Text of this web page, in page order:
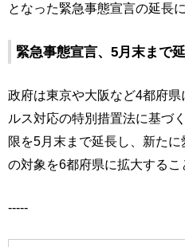
となった緊急事態宣言の延長
緊急事態宣言、5月末まで
政府は東京や大阪など4都府
ルス対応の特別措置法に基づ
限を5月末まで延長し、新た
の対象を6都府県に拡大するこ
-----